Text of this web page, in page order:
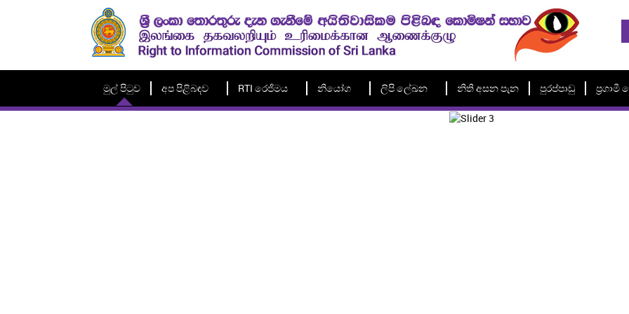
මුල් පිටුව අප පිළිබඳව RTI රෙජිමය නියෝග ලිපි ලේඛන නිති අසන පැන පුරප්පාඩු ප්‍රගාමී